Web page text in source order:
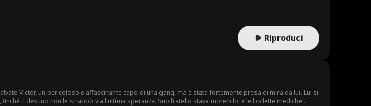
Riproduci
Victor, un pericoloso e affascinante capo di una gang, ma è stata fortemente presa di mira da lui. Lui si
il destino non le strappò via l'ultima speranza. Suo fratello stava morendo, e le bollette mediche